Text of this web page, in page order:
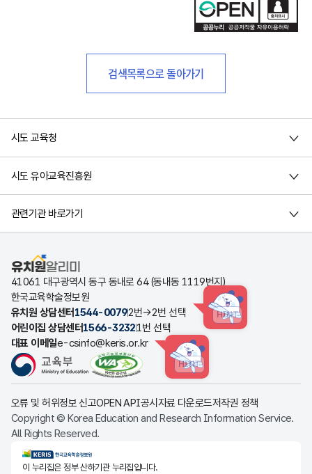
검색목록으로 돌아가기
시도 교육청
시도 유아교육진흥원
관련기관 바로가기
유치원알리미
41061 대구광역시 동구 동내로 64 (동내동 1119번지)
한국교육학술정보원
유치원 상담센터 1544-00792번→2번 선택 HINT
어린이집 상담센터1566-32321번 선택
대표 이메일e-csinfo@keris.or.kr
HINT
오류 및 허위정보 신고OPEN API공시자료 다운로드저작권 정책
Copyright © Korea Education and Research Information Service.
All Rights Reserved.
KERIS한국교육학술정보원
이 누리집은 정부 산하기관 누리집입니다.